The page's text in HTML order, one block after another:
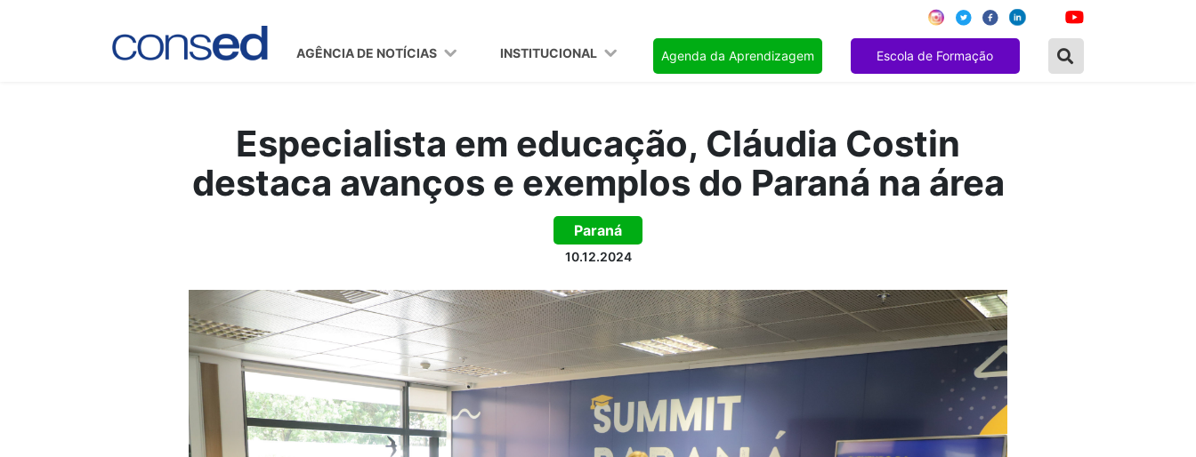
AGÊNCIA DE NOTÍCIAS INSTITUCIONAL Agenda da Aprendizagem Escola de Formação
Especialista em educação, Cláudia Costin
destaca avanços e exemplos do Paraná na área
Paraná
10.12.2024